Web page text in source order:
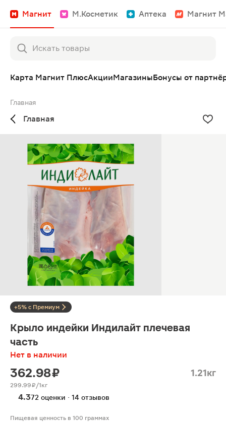
Магнит М.Косметик Аптека Магнит
Карта Магнит ПлюсАкцииМагазиныБонусы от
Главная
Главная
+5% с Премиум
Крыло индейки Индилайт плечевая
часть
Нет в наличии
362.98 ₽ 1.21кг
299.99 ₽/1кг
4.372 оценки · 14 отзывов
Пищевая ценность в 100 граммах